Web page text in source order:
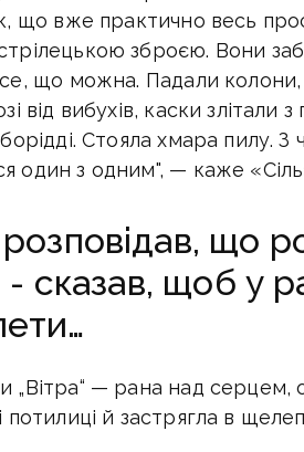
що вже практично весь
зброєю. Вони
що можна. Падали колони,
від вибухів, каски злітали
Стояла хмара пилу. З
один з одним", — каже
що
- сказав, щоб у
„Вітра“ — рана над серцем,
потилиці й застрягла в